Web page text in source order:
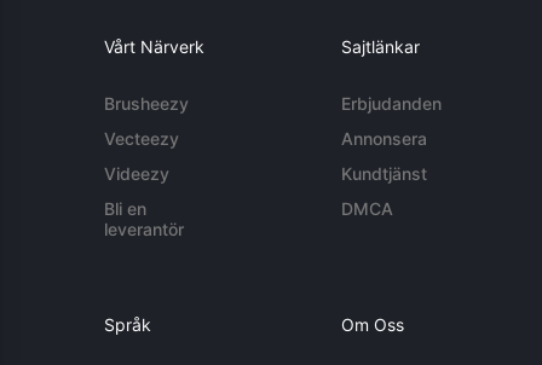
Vårt Närverk
Brusheezy
Vecteezy
Videezy
Bli en
leverantör
Sajtlänkar
Erbjudanden
Annonsera
Kundtjänst
DMCA
Språk Om Oss